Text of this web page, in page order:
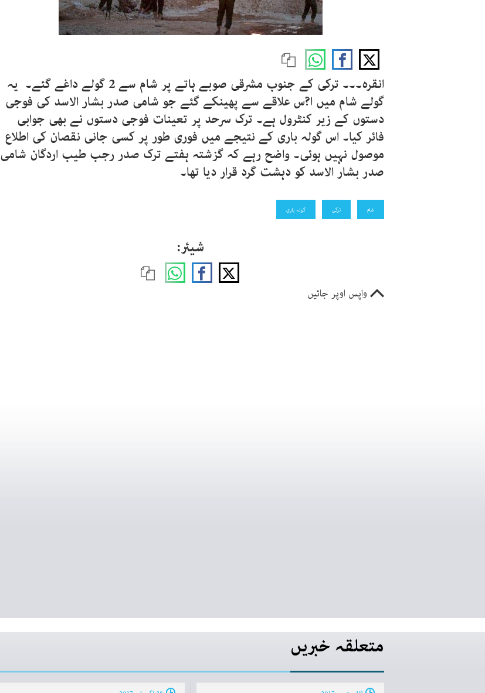
انقرہ۔۔۔ ترکی کے جنوب مشرقی صوبے ہاتے پر شام سے 2 گولے داغے گئے۔ یہ
گولے شام میں ا?س علاقے سے پھینکے گئے جو شامی صدر بشار الاسد کی فوجی
دستوں کے زیر کنٹرول ہے۔ ترک سرحد پر تعینات فوجی دستوں نے بھی جوابی
فائر کیا۔ اس گولہ باری کے نتیجے میں فوری طور پر کسی جانی نقصان کی اطلاع
موصول نہیں ہوئی۔ واضح رہے کہ گزشتہ ہفتے ترک صدر رجب طیب اردگان شامی
صدر بشار الاسد کو دہشت گرد قرار دیا تھا۔
شام ترکی گولہ باری
شیئر:
واپس اوپر جائیں
متعلقہ خبریں